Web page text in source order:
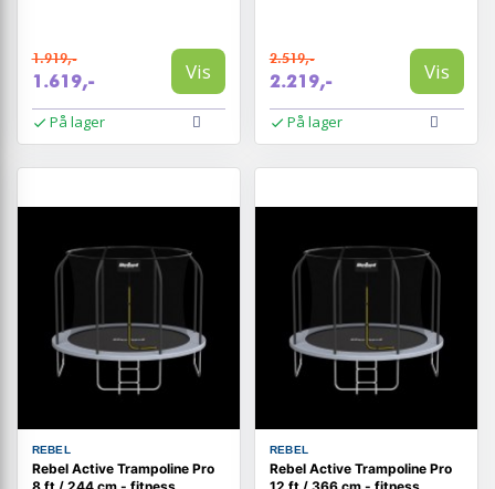
1.919,-
1.619,- Vis
På lager
2.519,-
2.219,- Vis
På lager
REBEL
Rebel Active Trampoline Pro
REBEL
Rebel Active Trampoline Pro